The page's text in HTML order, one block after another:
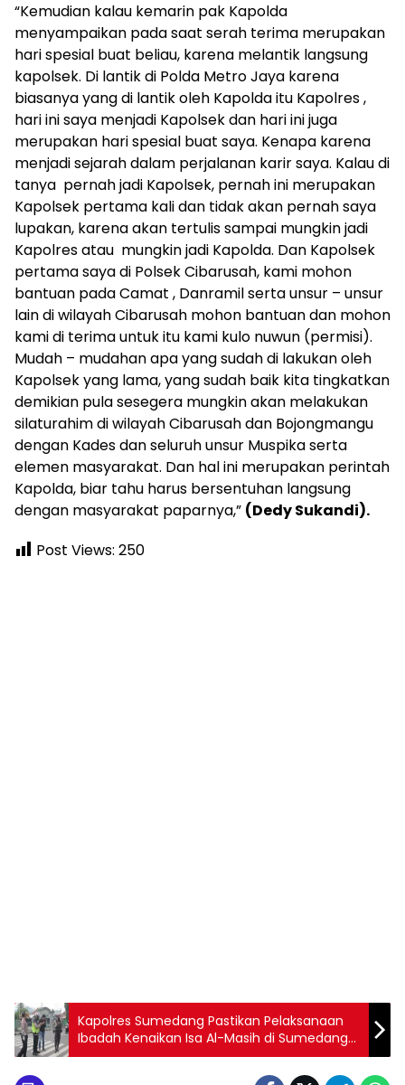
“Kemudian kalau kemarin pak Kapolda
menyampaikan pada saat serah terima merupakan
hari spesial buat beliau, karena melantik langsung
kapolsek. Di lantik di Polda Metro Jaya karena
biasanya yang di lantik oleh Kapolda itu Kapolres ,
hari ini saya menjadi Kapolsek dan hari ini juga
merupakan hari spesial buat saya. Kenapa karena
menjadi sejarah dalam perjalanan karir saya. Kalau di
tanya pernah jadi Kapolsek, pernah ini merupakan
Kapolsek pertama kali dan tidak akan pernah saya
lupakan, karena akan tertulis sampai mungkin jadi
Kapolres atau mungkin jadi Kapolda. Dan Kapolsek
pertama saya di Polsek Cibarusah, kami mohon
bantuan pada Camat , Danramil serta unsur – unsur
lain di wilayah Cibarusah mohon bantuan dan mohon
kami di terima untuk itu kami kulo nuwun (permisi).
Mudah – mudahan apa yang sudah di lakukan oleh
Kapolsek yang lama, yang sudah baik kita tingkatkan
demikian pula sesegera mungkin akan melakukan
silaturahim di wilayah Cibarusah dan Bojongmangu
dengan Kades dan seluruh unsur Muspika serta
elemen masyarakat. Dan hal ini merupakan perintah
Kapolda, biar tahu harus bersentuhan langsung
dengan masyarakat paparnya,” (Dedy Sukandi).
Post Views: 250
Kapolres Sumedang Pastikan Pelaksanaan
Ibadah Kenaikan Isa Al-Masih di Sumedang
Berjalan Aman